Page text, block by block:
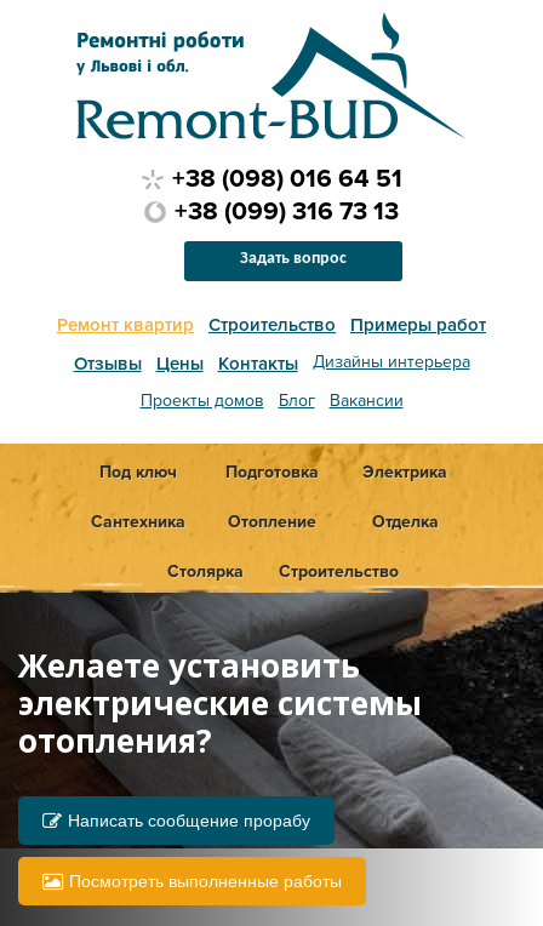
Ремонт квартир Строительство
Примеры работ
Отзывы
Цены Контакты
Дизайны интерьера
Проекты домов
Блог Вакансии
+38 (098) 016 64 51
+38 (099) 316 73 13
Задать вопрос
Под ключ Подготовка Электрика
Сантехника Отопление Отделка
Столярка Строительство
Желаете установить
электрические системы
отопления?
Написать сообщение прорабу
Посмотреть выполненные работы